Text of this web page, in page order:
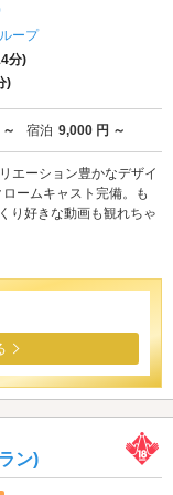
ープ
分)
)
宿泊 9,000 円 ～
エーション豊かなデザイ
ームキャスト完備。も
り好きな動画も観れちゃ
ン)